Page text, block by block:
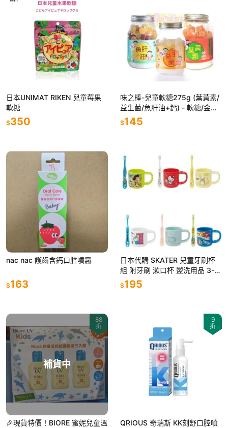
日本UNIMAT RIKEN 兒童莓果
軟糖
$350
味之棒-兒童軟糖275g (葉黃素/
益生菌/魚肝油+鈣) - 軟糖/金盞
花/水果軟糖/兒童軟糖
$145
nac nac 護齒含鈣口腔噴霧
$163
日本代購 SKATER 兒童牙刷杯
組 附牙刷 漱口杯 盥洗用品 3-5
歲適用 KTB5
$195
補貨中
88
折
🎉現貨特價！BIORE 蜜妮兒童溫
9
折
QRIOUS 奇瑞斯 KK刻舒口腔噴